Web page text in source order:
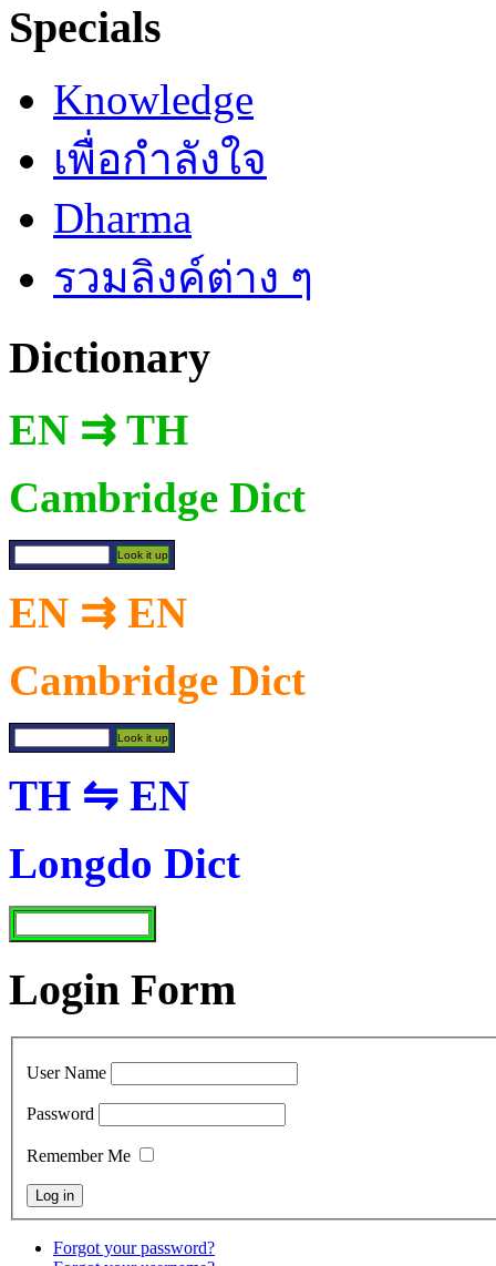
Specials
Knowledge
เพื่อกำลังใจ
Dharma
รวมลิงค์ต่าง ๆ
Dictionary
EN ⇉ TH
Cambridge Dict
EN ⇉ EN
Cambridge Dict
TH ⇋ EN
Longdo Dict
Login Form
User Name
Password
Remember Me
Forgot your password?